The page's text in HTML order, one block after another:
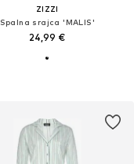
ZIZZI
Spalna srajca 'MALIS'
24,99 €